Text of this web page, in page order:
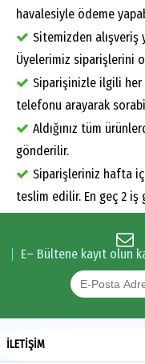
havalesiyle ödeme
Sitemizden alışveriş
Üyelerimiz siparişlerini
Siparişinizle ilgili
telefonu arayarak
Aldığınız tüm
gönderilir.
Siparişleriniz hafta
teslim edilir. En geç 2 iş
E– Bültene kayıt olun
İLETİŞİM